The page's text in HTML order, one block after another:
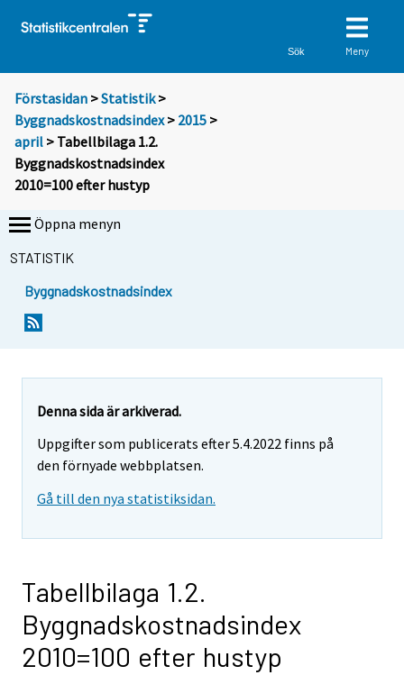
Sök Meny
Förstasidan >Statistik >
Byggnadskostnadsindex> 2015 >
april > Tabellbilaga 1.2.
Byggnadskostnadsindex
2010=100 efter hustyp
Öppna menyn
STATISTIK
Byggnadskostnadsindex
Denna sida är arkiverad.
Uppgifter som publicerats efter 5.4.2022 finns på
den förnyade webbplatsen.
Gå till den nya statistiksidan.
Tabellbilaga 1.2.
Byggnadskostnadsindex
2010=100 efter hustyp